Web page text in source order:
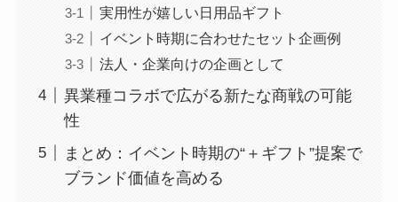
実用性が嬉しい日用品ギフト
イベント時期に合わせたセット企画例
法人・企業向けの企画として
異業種コラボで広がる新たな商戦の可能
性
まとめ：イベント時期の“＋ギフト”提案で
ブランド価値を高める